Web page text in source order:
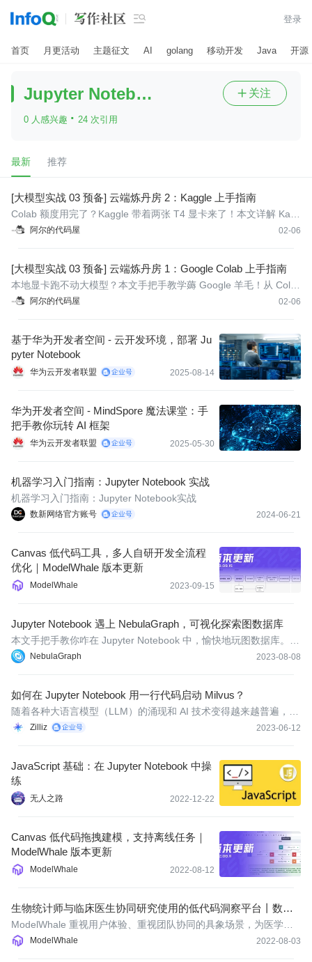
 登录
首页 月更活动 主题征文 AI golang 移动开发 Java 开源
Jupyter Notebook
0 人感兴趣 · 24 次引用
 关注
最新 推荐
[大模型实战 03 预备] 云端炼丹房 2：Kaggle 上手指南
阿尔的代码屋 02-06
Colab 额度用完了？Kaggle 带着两张 T4 显卡来了！本文详解 Kag
gle 账号手机验证、开启 Internet 联网、配置双 T4 GPU 环境，以
[大模型实战 03 预备] 云端炼丹房 1：Google Colab 上手指南
阿尔的代码屋 02-06
本地显卡跑不动大模型？本文手把手教学薅 Google 羊毛！从 Cola
b 基础操作、免费 T4 GPU 开启，到挂载 Google Drive 持久化存储
基于华为开发者空间 - 云开发环境，部署 Ju
pyter Notebook
华为云开发者联盟 2025-08-14
华为开发者空间 - MindSpore 魔法课堂：手
把手教你玩转 AI 框架
华为云开发者联盟 2025-05-30
机器学习入门指南：Jupyter Notebook 实战
数新网络官方账号 2024-06-21
机器学习入门指南：Jupyter Notebook实战
Canvas 低代码工具，多人自研开发全流程
优化｜ModelWhale 版本更新
ModelWhale 2023-09-15
Jupyter Notebook 遇上 NebulaGraph，可视化探索图数据库
NebulaGraph 2023-08-08
本文手把手教你咋在 Jupyter Notebook 中，愉快地玩图数据库。读
完本文，一条查询语句就可以轻易地画出返回结果啦。
如何在 Jupyter Notebook 用一行代码启动 Milvus？
Zilliz 2023-06-12
随着各种大语言模型（LLM）的涌现和 AI 技术变得越来越普遍，大
家对于向量数据库的需求也变得越来越多。作为大模型的记忆体，
图搜图
JavaScript 基础：在 Jupyter Notebook 中操
练
无人之路 2022-12-22
Canvas 低代码拖拽建模，支持离线任务｜
ModelWhale 版本更新
ModelWhale 2022-08-12
生物统计师与临床医生协同研究使用的低代码洞察平台丨数据
科学 x 临床医学
ModelWhale 2022-08-03
ModelWhale 重视用户体验、重视团队协同的具象场景，为医学研
究和临床实践提供工具支持。